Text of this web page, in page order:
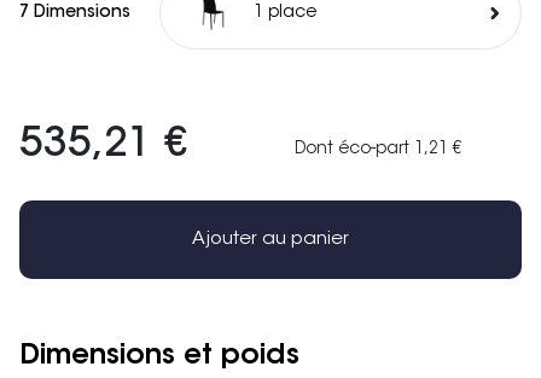
7 Dimensions 1 place
535,21 € Dont éco-part 1,21 €
Ajouter au panier
Dimensions et poids